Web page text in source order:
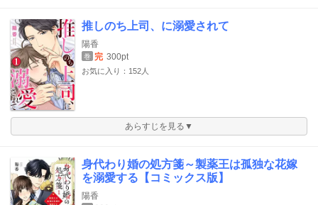
推しのち上司、に溺愛されて
陽香
巻 完 300pt
お気に入り：152人
あらすじを見る▼
身代わり婚の処方箋～製薬王は孤独な花嫁
を溺愛する【コミックス版】
陽香